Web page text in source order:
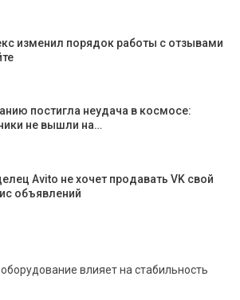
изменил порядок работы с отзывами
постигла неудача в космосе:
не вышли на…
Avito не хочет продавать VK свой
объявлений
влияет на стабильность